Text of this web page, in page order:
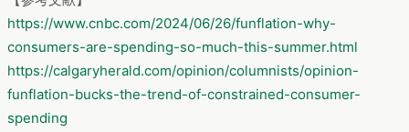
https://www.cnbc.com/2024/06/26/funflation-why-
consumers-are-spending-so-much-this-summer.html
https://calgaryherald.com/opinion/columnists/opinion-
funflation-bucks-the-trend-of-constrained-consumer-
spending